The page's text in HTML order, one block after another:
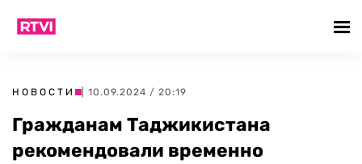
НОВОСТИ | 10.09.2024 / 20:19
Гражданам Таджикистана
рекомендовали временно